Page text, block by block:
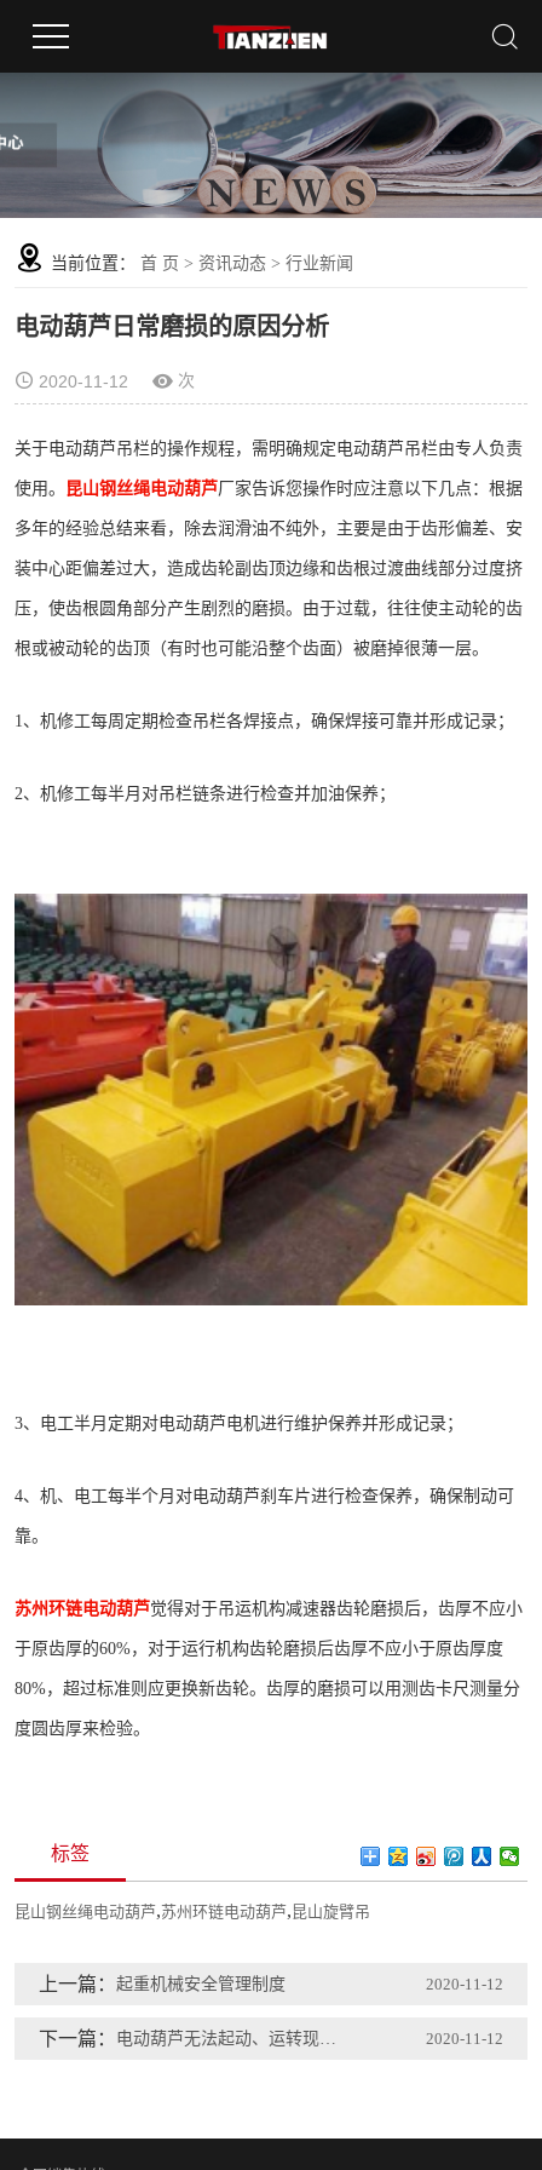
当前位置： 首 页 > 资讯动态 > 行业新闻
电动葫芦日常磨损的原因分析
2020-11-12 次
关于电动葫芦吊栏的操作规程，需明确规定电动葫芦吊栏由专人负责
使用。 昆山钢丝绳电动葫芦厂家告诉您操作时应注意以下几点：根据
多年的经验总结来看，除去润滑油不纯外，主要是由于齿形偏差、安
装中心距偏差过大，造成齿轮副齿顶边缘和齿根过渡曲线部分过度挤
压，使齿根圆角部分产生剧烈的磨损。由于过载，往往使主动轮的齿
根或被动轮的齿顶（有时也可能沿整个齿面）被磨掉很薄一层。
1、机修工每周定期检查吊栏各焊接点，确保焊接可靠并形成记录；
2、机修工每半月对吊栏链条进行检查并加油保养；
3、电工半月定期对电动葫芦电机进行维护保养并形成记录；
4、机、电工每半个月对电动葫芦刹车片进行检查保养，确保制动可
靠。
苏州环链电动葫芦觉得对于吊运机构减速器齿轮磨损后，齿厚不应小
于原齿厚的60%，对于运行机构齿轮磨损后齿厚不应小于原齿厚度
80%，超过标准则应更换新齿轮。齿厚的磨损可以用测齿卡尺测量分
度圆齿厚来检验。
标签
昆山钢丝绳电动葫芦,苏州环链电动葫芦, 昆山旋臂吊
上一篇： 起重机械安全管理制度 2020-11-12
下一篇： 电动葫芦无法起动、运转现象原因排查 2020-11-12